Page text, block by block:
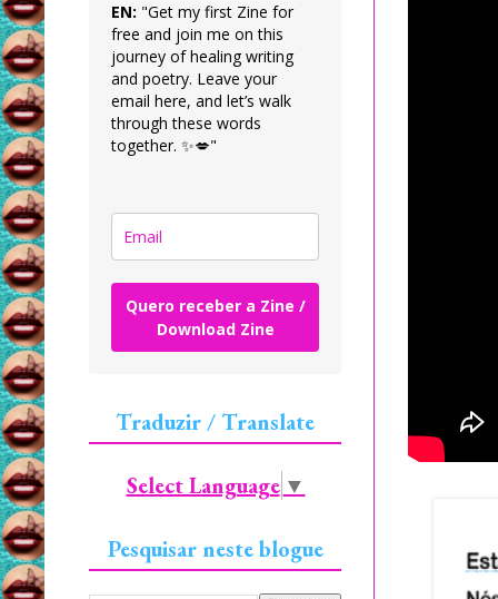
EN: "Get my first Zine for
free and join me on this
journey of healing writing
and poetry. Leave your
email here, and let’s walk
through these words
together. ✨💋"
Quero receber a Zine /
Download Zine
Traduzir / Translate
Select Language ▼
Pesquisar neste blogue